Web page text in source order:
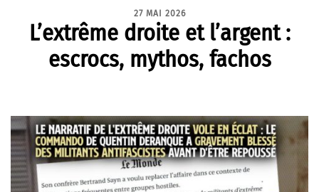
27 MAI 2026
L’extrême droite et l’argent :
escrocs, mythos, fachos